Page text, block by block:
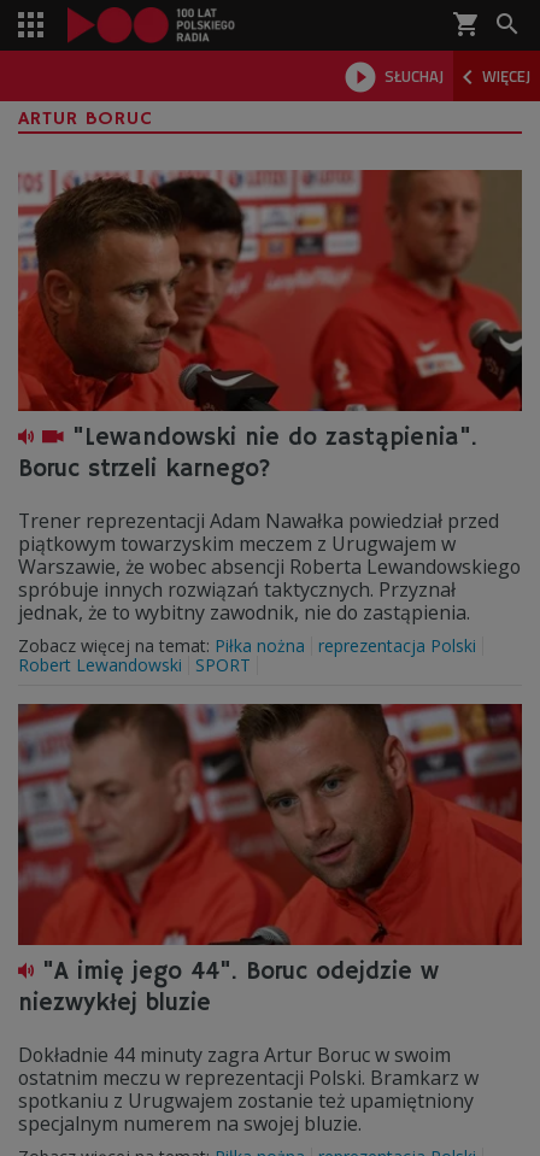
shopping_cart 
 SŁUCHAJ  WIĘCEJ

ARTUR BORUC
"Lewandowski nie do zastąpienia".
Boruc strzeli karnego?
Trener reprezentacji Adam Nawałka powiedział przed
piątkowym towarzyskim meczem z Urugwajem w
Warszawie, że wobec absencji Roberta Lewandowskiego
spróbuje innych rozwiązań taktycznych. Przyznał
jednak, że to wybitny zawodnik, nie do zastąpienia.
Zobacz więcej na temat: Piłka nożna
reprezentacja Polski
Robert Lewandowski
SPORT
"A imię jego 44". Boruc odejdzie w
niezwykłej bluzie
Dokładnie 44 minuty zagra Artur Boruc w swoim
ostatnim meczu w reprezentacji Polski. Bramkarz w
spotkaniu z Urugwajem zostanie też upamiętniony
specjalnym numerem na swojej bluzie.